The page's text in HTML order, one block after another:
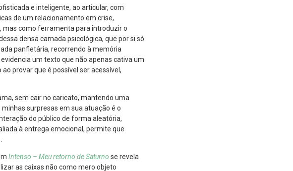
e inteligente, ao articular, com
de um relacionamento em crise,
mas como ferramenta para introduzir o
densa camada psicológica, que por si só
panfletária, recorrendo à memória
um texto que não apenas cativa um
provar que é possível ser acessível,
sem cair no caricato, mantendo uma
surpresas em sua atuação é o
do público de forma aleatória,
à entrega emocional, permite que
Intenso – Meu retorno de Saturno se revela
as caixas não como mero objeto